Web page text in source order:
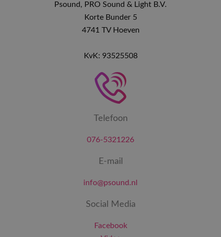
Psound, PRO Sound & Light B.V.
Korte Bunder 5
4741 TV Hoeven
KvK: 93525508
Telefoon
076-5321226
E-mail
info@psound.nl
Social Media
Facebook